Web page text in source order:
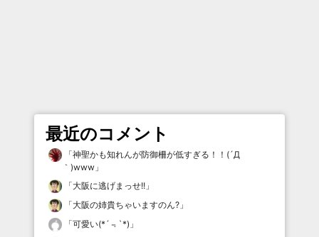
最近のコメント
「神聖かも知れんが防御柵が低すぎる！！(´Д
｀)www 」
「大阪に逃げまっせ!! 」
「大阪の姉貴ちゃいますのん? 」
「可愛い(*´﹃`*) 」